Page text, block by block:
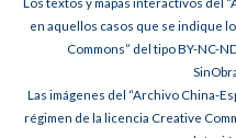
en aquellos casos que se indique
Commons” del tipo BY-NC-
Las imágenes del “Archivo China-
régimen de la licencia Creative